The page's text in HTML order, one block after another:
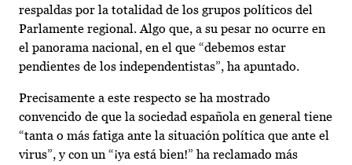
respaldas por la totalidad de los grupos políticos del
Parlamente regional. Algo que, a su pesar no ocurre en
el panorama nacional, en el que “debemos estar
pendientes de los independentistas”, ha apuntado.
Precisamente a este respecto se ha mostrado
convencido de que la sociedad española en general tiene
“tanta o más fatiga ante la situación política que ante el
virus”, y con un “¡ya está bien!” ha reclamado más